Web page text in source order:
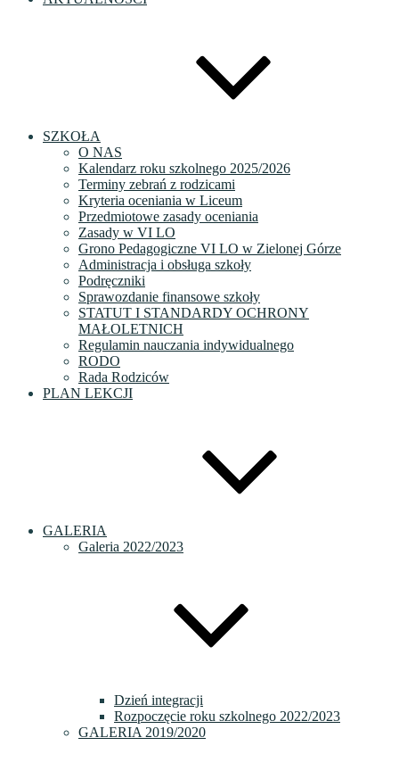
SZKOŁA
O NAS
Kalendarz roku szkolnego 2025/2026
Terminy zebrań z rodzicami
Kryteria oceniania w Liceum
Przedmiotowe zasady oceniania
Zasady w VI LO
Grono Pedagogiczne VI LO w Zielonej Górze
Administracja i obsługa szkoły
Podręczniki
Sprawozdanie finansowe szkoły
STATUT I STANDARDY OCHRONY
MAŁOLETNICH
Regulamin nauczania indywidualnego
RODO
Rada Rodziców
PLAN LEKCJI
GALERIA
Galeria 2022/2023
Dzień integracji
Rozpoczęcie roku szkolnego 2022/2023
GALERIA 2019/2020